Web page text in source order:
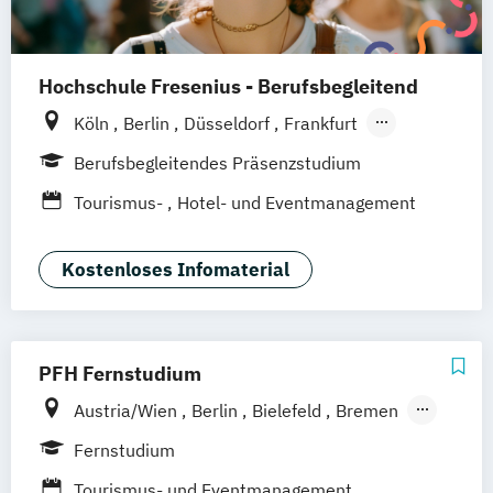
Hochschule Fresenius - Berufsbegleitend
Köln Berlin Düsseldorf
Frankfurt
Hamburg
Idstein München
Wiesbaden
Hannover
Dortmund Erfurt Stuttgart
Braunschweig
Berufsbegleitendes Präsenzstudium
Tourismus-
Hotel- und Eventmanagement
Kostenloses Infomaterial
PFH Fernstudium
Austria/Wien Berlin Bielefeld
Bremen
Dortmund
Fernstudium